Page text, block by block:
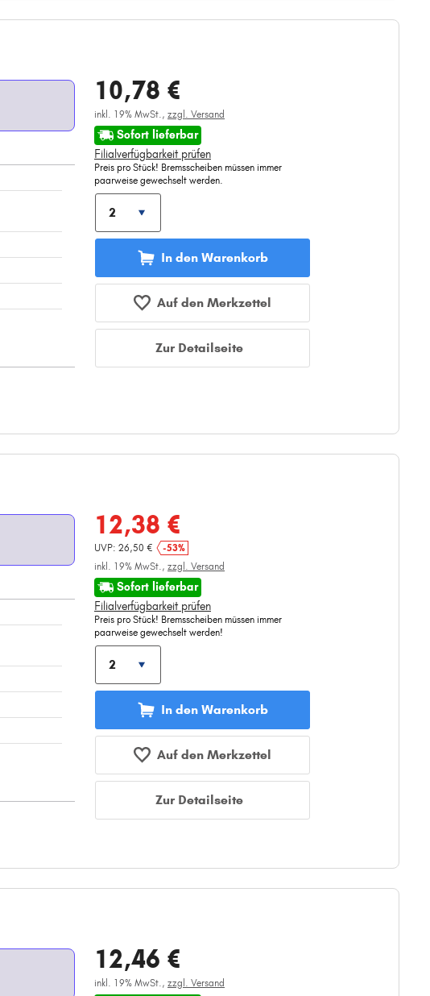
10,78 €
inkl. 19% MwSt., zzgl. Versand
Sofort lieferbar
Filialverfügbarkeit prüfen
Preis pro Stück! Bremsscheiben müssen immer
paarweise gewechselt werden.
In den Warenkorb
Auf den Merkzettel
Zur Detailseite
12,38 €
UVP: 26,50 €
-53%
inkl. 19% MwSt., zzgl. Versand
Sofort lieferbar
Filialverfügbarkeit prüfen
Preis pro Stück! Bremsscheiben müssen immer
paarweise gewechselt werden!
In den Warenkorb
Auf den Merkzettel
Zur Detailseite
12,46 €
inkl. 19% MwSt., zzgl. Versand